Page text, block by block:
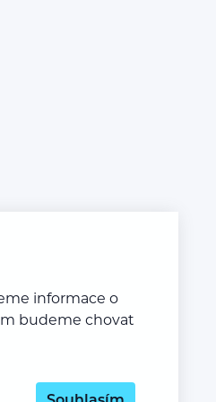
informace o
budeme chovat